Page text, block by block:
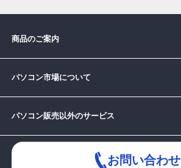
商品のご案内
パソコン市場について
パソコン販売以外のサービス
お問い合わせ